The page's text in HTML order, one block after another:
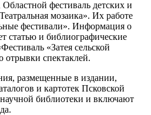
Областной фестиваль детских и
мозаика». Их работе
фестивали». Информация о
статью и библиографические
«Затея сельской
отрывки спектаклей.
размещенные в издании,
и картотек Псковской
библиотеки и включают